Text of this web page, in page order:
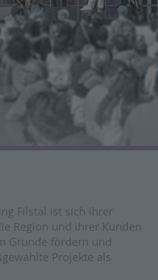
Filstal ist sich ihrer
Region und ihrer Kunden
Grunde fördern und
Projekte als